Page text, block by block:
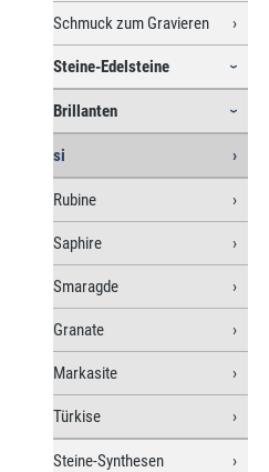
Schmuck zum Gravieren
Steine-Edelsteine
Brillanten
si
Rubine
Saphire
Smaragde
Granate
Markasite
Türkise
Steine-Synthesen